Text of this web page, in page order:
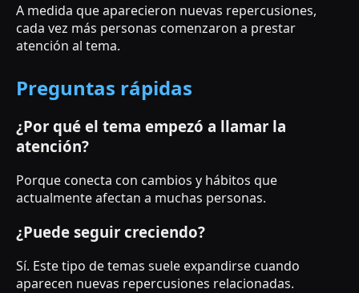
A medida que aparecieron nuevas repercusiones,
cada vez más personas comenzaron a prestar
atención al tema.
Preguntas rápidas
¿Por qué el tema empezó a llamar la
atención?
Porque conecta con cambios y hábitos que
actualmente afectan a muchas personas.
¿Puede seguir creciendo?
Sí. Este tipo de temas suele expandirse cuando
aparecen nuevas repercusiones relacionadas.